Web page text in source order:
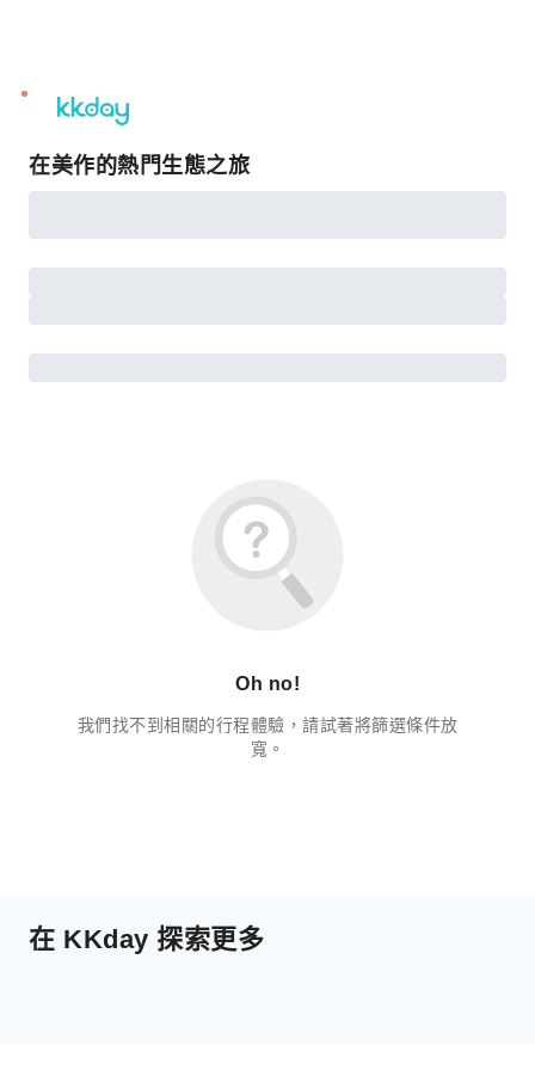
unread
notifications
在美作的熱門生態之旅
Oh no!
我們找不到相關的行程體驗，請試著將篩選條件放
寬。
在 KKday 探索更多